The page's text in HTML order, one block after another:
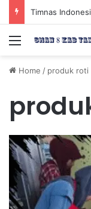
Menu
Home / produk roti